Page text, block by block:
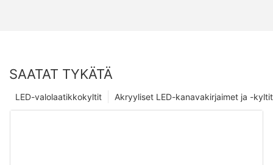
SAATAT TYKÄTÄ
Akryyliset LED-kanavakirjaimet ja -kyltit
LED-valolaatikkokyltit